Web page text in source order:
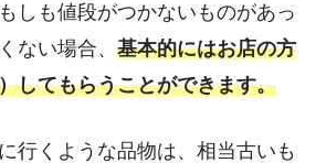
しも値段がつかないものがあっ
ない場合、 基本的にはお店の方
してもらうことができます。
行くような品物は、相当古いも